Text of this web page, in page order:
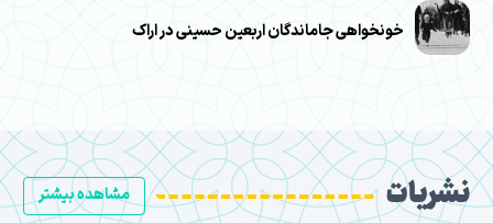
خونخواهی جاماندگان اربعین حسینی در اراک
مشاهده بیشتر نشریات